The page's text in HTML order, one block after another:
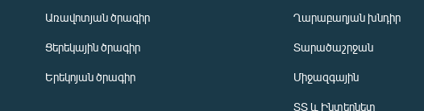
Առավոտյան ծրագիր
Ցերեկային ծրագիր
Երեկոյան ծրագիր
Ղարաբաղյան խնդիր
Տարածաշրջան
Միջազգային
ՏՏ և Ինտերնետ